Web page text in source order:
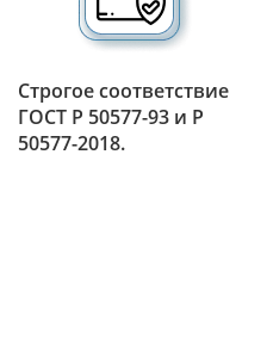
Строгое соответствие
ГОСТ Р 50577-93 и Р
50577-2018.